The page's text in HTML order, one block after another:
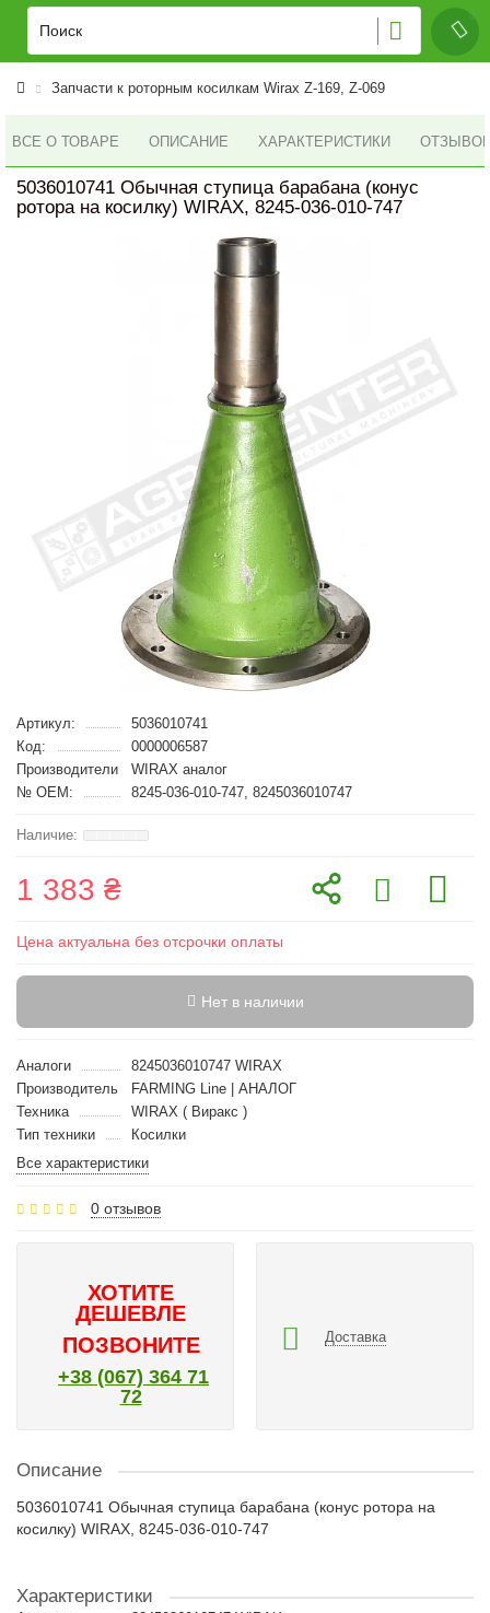
Запчасти к роторным косилкам Wirax Z-169, Z-069
ВСЕ О ТОВАРЕ ОПИСАНИЕ ХАРАКТЕРИСТИКИ ОТЗЫВОВ
5036010741 Обычная ступица барабана (конус
ротора на косилку) WIRAX, 8245-036-010-747
Артикул:
5036010741
Код:
0000006587
Производители
WIRAX аналог
№ OEM:
8245-036-010-747, 8245036010747
1 383 ₴
Цена актуальна без отсрочки оплаты
Нет в наличии
Аналоги
8245036010747 WIRAX
Производитель
FARMING Line | АНАЛОГ
Техника
WIRAX ( Виракс )
Тип техники
Косилки
Все характеристики
0 отзывов
ХОТИТЕ
ДЕШЕВЛЕ
ПОЗВОНИТЕ
+38 (067) 364 71
72
Доставка
Описание
5036010741 Обычная ступица барабана (конус ротора на
косилку) WIRAX, 8245-036-010-747
Характеристики